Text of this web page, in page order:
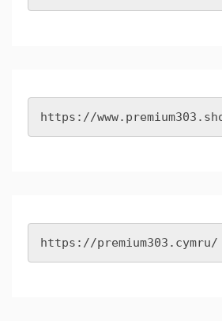
https://
https://premium303.cymru/